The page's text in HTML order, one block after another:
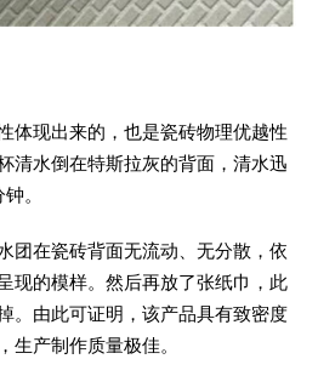
现出来的，也是瓷砖物理优越性
清水倒在特斯拉灰的背面，清水迅
。
在瓷砖背面无流动、无分散，依
现的模样。然后再放了张纸巾，此
。由此可证明，该产品具有致密度
生产制作质量极佳。